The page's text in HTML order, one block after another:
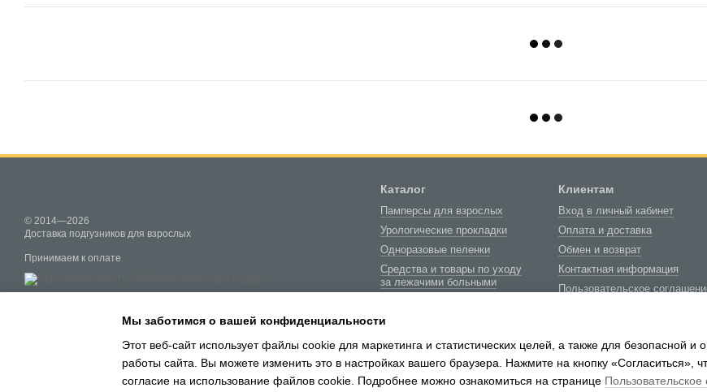
© 2014—2026
Доставка подгузников для взрослых
Принимаем к оплате
Каталог
Памперсы для взрослых
Урологические прокладки
Одноразовые пеленки
Средства и товары по уходу
за лежачими больными
материалы
Клиентам
Вход в личный кабинет
Оплата и доставка
Обмен и возврат
Контактная информация
Пользовательское
Мы заботимся о вашей конфиденциальности
Этот веб-сайт использует файлы cookie для маркетинга и статистических целей, а также для безопасной и
работы сайта. Вы можете изменить это в настройках вашего браузера. Нажмите на кнопку «Согласиться»,
согласие на использование файлов cookie. Подробнее можно ознакомиться на странице